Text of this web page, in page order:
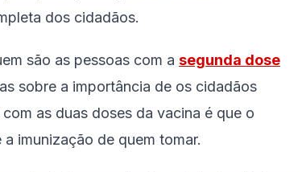
dos cidadãos.
são as pessoas com a segunda dose
sobre a importância de os cidadãos
as duas doses da vacina é que o
imunização de quem tomar.